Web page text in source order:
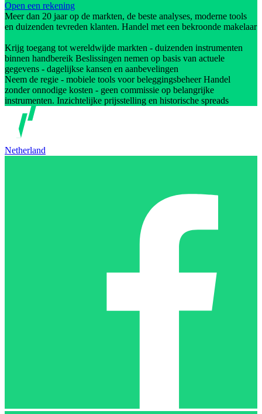
Open een rekening
Meer dan 20 jaar op de markten, de beste analyses, moderne tools
en duizenden tevreden klanten. Handel met een bekroonde makelaar
Krijg toegang tot wereldwijde markten - duizenden instrumenten
binnen handbereik Beslissingen nemen op basis van actuele
gegevens - dagelijkse kansen en aanbevelingen
Neem de regie - mobiele tools voor beleggingsbeheer Handel
zonder onnodige kosten - geen commissie op belangrijke
instrumenten. Inzichtelijke prijsstelling en historische spreads
Netherland